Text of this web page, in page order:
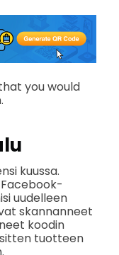
you would
kuussa.
uudelleen
skannanneet
koodin
tuotteen